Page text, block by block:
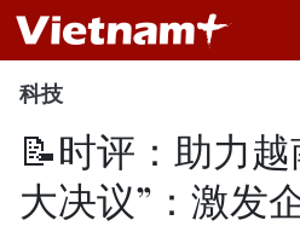
科技
📝时评：助力
大决议”：激发